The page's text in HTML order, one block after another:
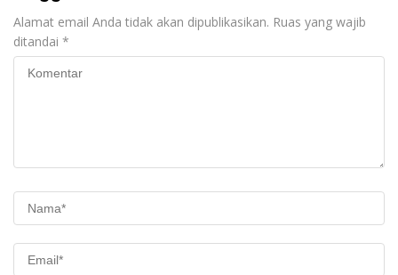
Alamat email Anda tidak akan dipublikasikan. Ruas yang wajib
ditandai *